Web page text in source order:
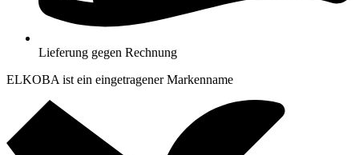
Lieferung gegen Rechnung
ELKOBA ist ein eingetragener Markenname